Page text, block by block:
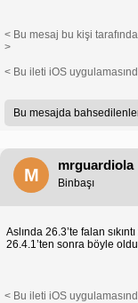
< Bu mesaj bu kişi
>
< Bu ileti iOS
Bu mesajda
M
mrguardiola
Binbaşı
Aslında 26.3’te falan
26.4.1’ten sonra böyle
< Bu ileti iOS